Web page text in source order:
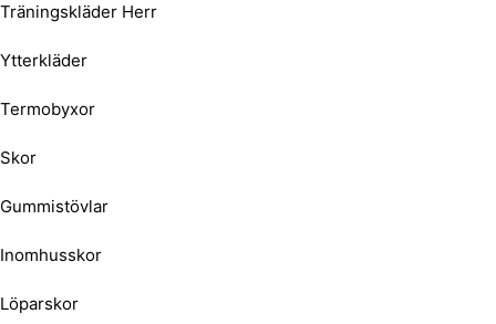
Träningskläder Herr
Ytterkläder
Termobyxor
Skor
Gummistövlar
Inomhusskor
Löparskor